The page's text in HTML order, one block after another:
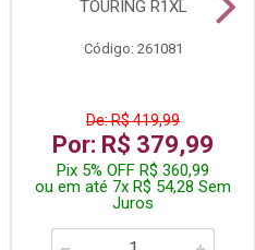
TOURING R1XL
Código: 261081
De: R$ 419,99
Por: R$ 379,99
Pix 5% OFF R$ 360,99
ou em até 7x R$ 54,28 Sem
Juros